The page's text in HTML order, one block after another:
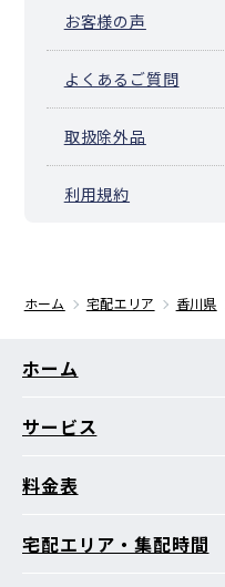
お客様の声
よくあるご質問
取扱除外品
利用規約
ホーム 宅配エリア 香川県
ホーム
サービス
料金表
宅配エリア・集配時間